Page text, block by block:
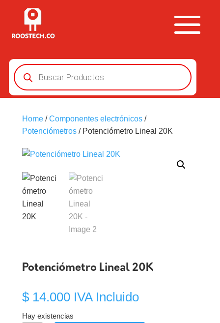
Búsqueda
de
productos
Home/Componentes electrónicos/
Potenciómetros/ Potenciómetro Lineal 20K
Potenciómetro Lineal 20K
$14.000 IVA Incluido
Hay existencias